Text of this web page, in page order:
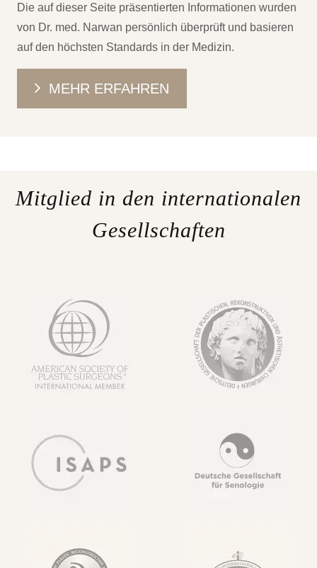
Die auf dieser Seite präsentierten Informationen wurden
von Dr. med. Narwan persönlich überprüft und basieren
auf den höchsten Standards in der Medizin.
MEHR ERFAHREN
Mitglied in den internationalen
Gesellschaften